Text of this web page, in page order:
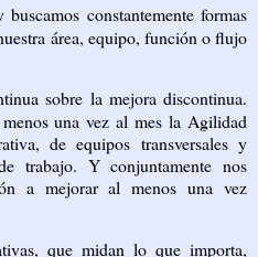
constantemente formas
área, equipo, función o flujo
sobre la mejora discontinua.
una vez al mes la Agilidad
de equipos transversales y
trabajo. Y conjuntamente nos
a mejorar al menos una vez
que midan lo que importa,